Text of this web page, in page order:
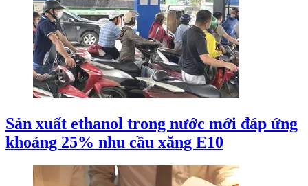
Sản xuất ethanol trong nước mới đáp ứng
khoảng 25% nhu cầu xăng E10